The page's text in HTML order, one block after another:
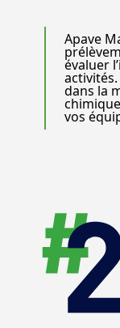
Apave
évaluer
dans la
vos